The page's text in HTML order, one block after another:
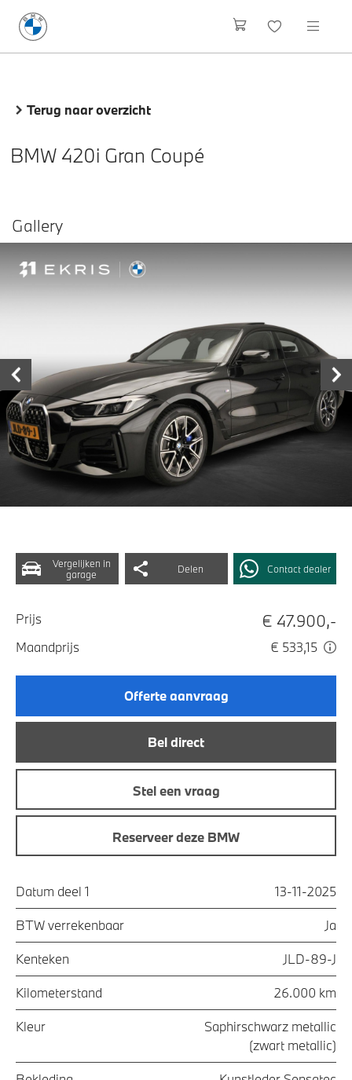
Terug naar overzicht
BMW 420i Gran Coupé
Vergelijken in
garage
Delen Contact dealer
Prijs € 47.900,-
Maandprijs € 533,15
Offerte aanvraag
Bel direct
Stel een vraag
Reserveer deze BMW
Datum deel 1 13-11-2025
BTW verrekenbaar Ja
Kenteken JLD-89-J
Kilometerstand 26.000 km
Kleur
Saphirschwarz metallic
(zwart metallic)
Gallery